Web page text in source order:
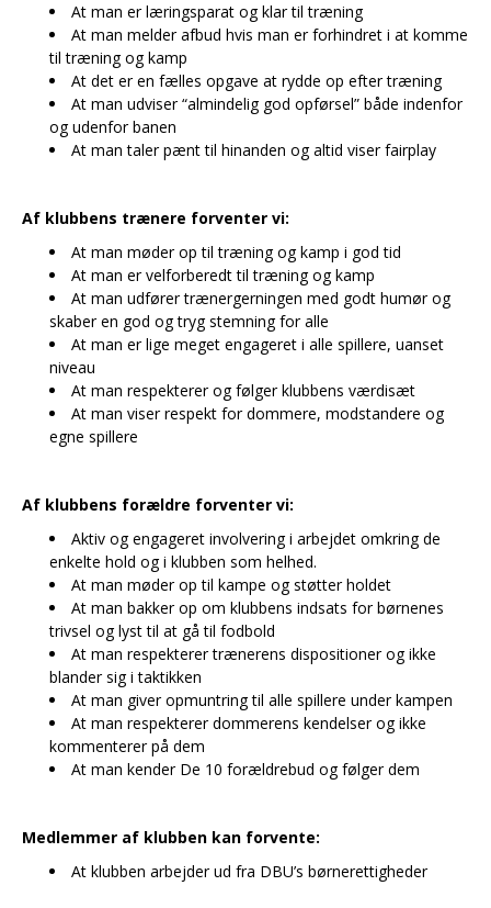
At man er læringsparat og klar til træning
At man melder afbud hvis man er forhindret i at komme
til træning og kamp
At det er en fælles opgave at rydde op efter træning
At man udviser “almindelig god opførsel” både indenfor
og udenfor banen
At man taler pænt til hinanden og altid viser fairplay
Af klubbens trænere forventer vi:
At man møder op til træning og kamp i god tid
At man er velforberedt til træning og kamp
At man udfører trænergerningen med godt humør og
skaber en god og tryg stemning for alle
At man er lige meget engageret i alle spillere, uanset
niveau
At man respekterer og følger klubbens værdisæt
At man viser respekt for dommere, modstandere og
egne spillere
Af klubbens forældre forventer vi:
Aktiv og engageret involvering i arbejdet omkring de
enkelte hold og i klubben som helhed.
At man møder op til kampe og støtter holdet
At man bakker op om klubbens indsats for børnenes
trivsel og lyst til at gå til fodbold
At man respekterer trænerens dispositioner og ikke
blander sig i taktikken
At man giver opmuntring til alle spillere under kampen
At man respekterer dommerens kendelser og ikke
kommenterer på dem
At man kender De 10 forældrebud og følger dem
Medlemmer af klubben kan forvente:
At klubben arbejder ud fra DBU’s børnerettigheder